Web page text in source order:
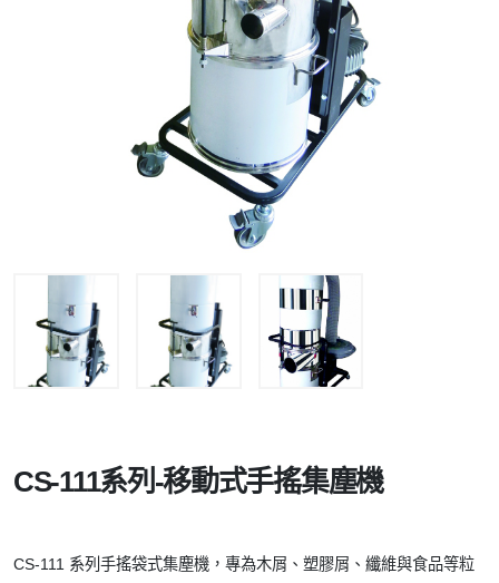
CS-111系列-移動式手搖集塵機
CS-111 系列手搖袋式集塵機，專為木屑、塑膠屑、纖維與食品等粒